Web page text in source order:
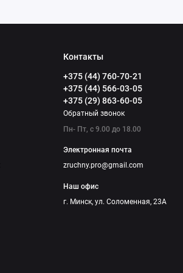
Контакты
+375 (44) 760-70-21
+375 (44) 566-03-05
+375 (29) 863-60-05
Обратный звонок
Пн- Пт, с 9.00 до 18.00
Электронная почта
zruchny.pro@gmail.com
Наш офис
г. Минск, ул. Соломенная, 23А